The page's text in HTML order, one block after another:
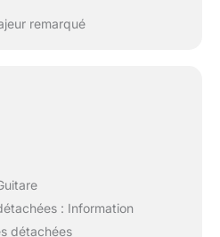
remarqué
: Information
détachées